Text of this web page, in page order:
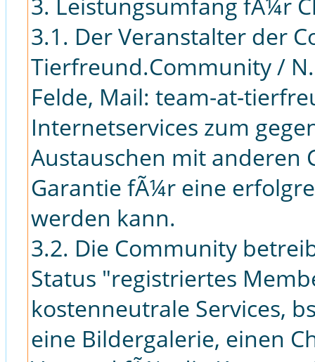
3.1. Der Veranstalter der
Tierfreund.Community /
Felde, Mail: team-at-
Internetservices zum
Austauschen mit anderen
Garantie fÃ¼r eine
werden kann.
3.2. Die Community
Status "registriertes
kostenneutrale Services,
eine Bildergalerie, einen